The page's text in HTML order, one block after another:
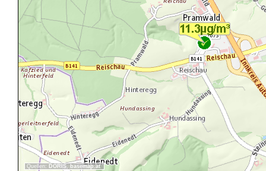
Quellen: DORIS, basemap.at